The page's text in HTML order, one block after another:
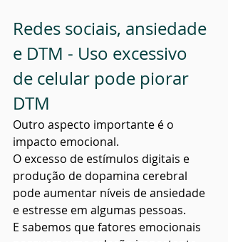
Redes sociais, ansiedade
e DTM - Uso excessivo
de celular pode piorar
DTM
Outro aspecto importante é o
impacto emocional.
O excesso de estímulos digitais e
produção de dopamina cerebral
pode aumentar níveis de ansiedade
e estresse em algumas pessoas.
E sabemos que fatores emocionais